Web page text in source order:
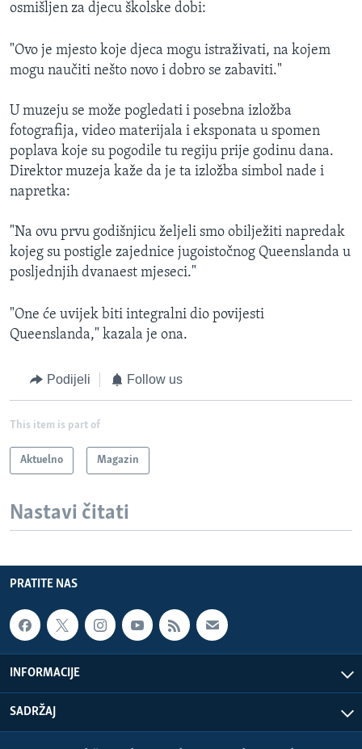
osmišljen za djecu školske dobi:
"Ovo je mjesto koje djeca mogu istraživati, na kojem
mogu naučiti nešto novo i dobro se zabaviti."
U muzeju se može pogledati i posebna izložba
fotografija, video materijala i eksponata u spomen
poplava koje su pogodile tu regiju prije godinu dana.
Direktor muzeja kaže da je ta izložba simbol nade i
napretka:
"Na ovu prvu godišnjicu željeli smo obilježiti napredak
kojeg su postigle zajednice jugoistočnog Queenslanda u
posljednjih dvanaest mjeseci."
"One će uvijek biti integralni dio povijesti
Queenslanda," kazala je ona.
Podijeli Follow us
This item is part of
Aktuelno Magazin
Nastavi čitati
PRATITE NAS
INFORMACIJE
SADRŽAJ